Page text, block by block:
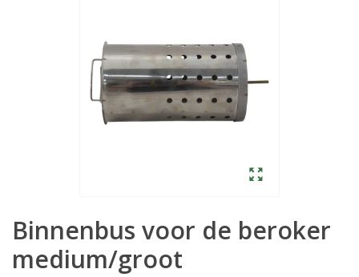
Binnenbus voor de beroker
medium/groot